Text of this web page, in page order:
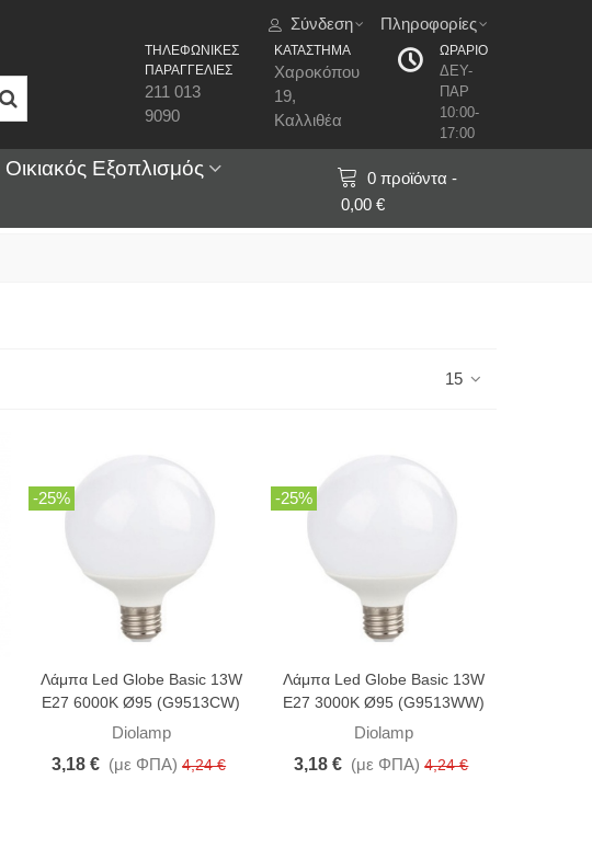
Σύνδεση Πληροφορίες
ΤΗΛΕΦΩΝΙΚΕΣ
ΠΑΡΑΓΓΕΛΙΕΣ
211 013
9090
ΚΑΤΑΣΤΗΜΑ
Χαροκόπου
19,
Καλλιθέα
ΩΡΑΡΙΟ
ΔΕΥ-
ΠΑΡ
10:00-
17:00
Οικιακός Εξοπλισμός
0 προϊόντα -
0,00 €
15
-25%
Λάμπα Led Globe Basic 13W
E27 6000K Ø95 (G9513CW)
Diolamp
3,18 € (με ΦΠΑ) 4,24 €
-25%
Λάμπα Led Globe Basic 13W
E27 3000K Ø95 (G9513WW)
Diolamp
3,18 € (με ΦΠΑ) 4,24 €